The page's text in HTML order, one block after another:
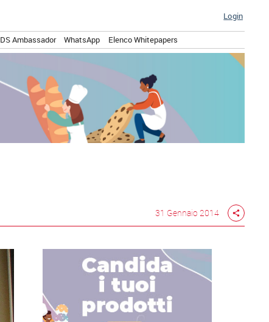
Login
DS Ambassador WhatsApp Elenco Whitepapers
31 Gennaio 2014 share